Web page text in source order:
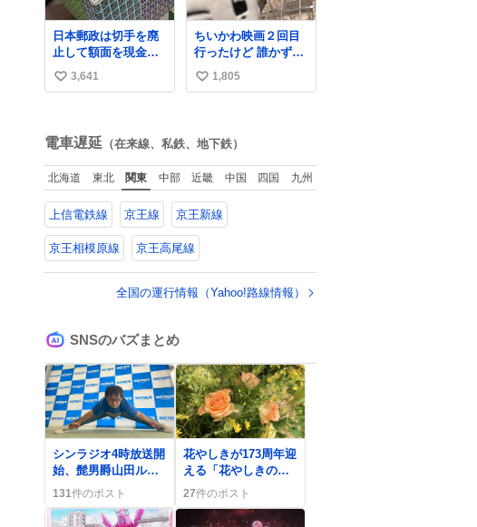
くる娘に自分も謝っ
て抱きしめようとし
たら、ビンタされて
しまった。3回ほど。
小さい手だけど、地
味に痛い。 その後、
日本郵政は切手を廃
止して額面を現金で
払い戻せ2026 #日本
郵政
い
数
3,641
ちいかわ映画２回目
行ったけど 誰かずっ
と喋っててうるさか
った 許せねえ
い
数
1,805
電車遅延 （在来線、私鉄、地下鉄）
北海道 東北 関東 中部 近畿 中国 四国 九州
上信電鉄線 京王線 京王新線
京王相模原線 京王高尾線
全国の運行情報（Yahoo!路線情報）
SNSのバズまとめ
シンラジオ4時放送開
始、髭男爵山田ルイ
53世が登場でリスナ
ー歓喜「アクセスっ
ぽい」コーナーも
131件のポスト
花やしきが173周年迎
える「花やしきの
日」 入園無料で懐
かしさが炸裂
27件のポスト